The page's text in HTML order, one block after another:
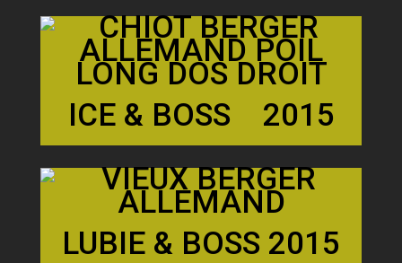
ICE & BOSS 2015
LUBIE & BOSS 2015